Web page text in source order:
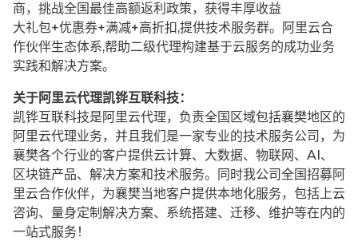
商，挑战全国最佳高额返利政策，获得丰厚收益
大礼包+优惠券+满减+高折扣,提供技术服务群。阿里云合
作伙伴生态体系,帮助二级代理构建基于云服务的成功业务
实践和解决方案。
关于阿里云代理凯铧互联科技：
凯铧互联科技是阿里云代理，负责全国区域包括襄樊地区的
阿里云代理业务，并且我们是一家专业的技术服务公司，为
襄樊各个行业的客户提供云计算、大数据、物联网、AI、
区块链产品、解决方案和技术服务。同时我公司全国招募阿
里云合作伙伴，为襄樊当地客户提供本地化服务，包括上云
咨询、量身定制解决方案、系统搭建、迁移、维护等在内的
一站式服务！